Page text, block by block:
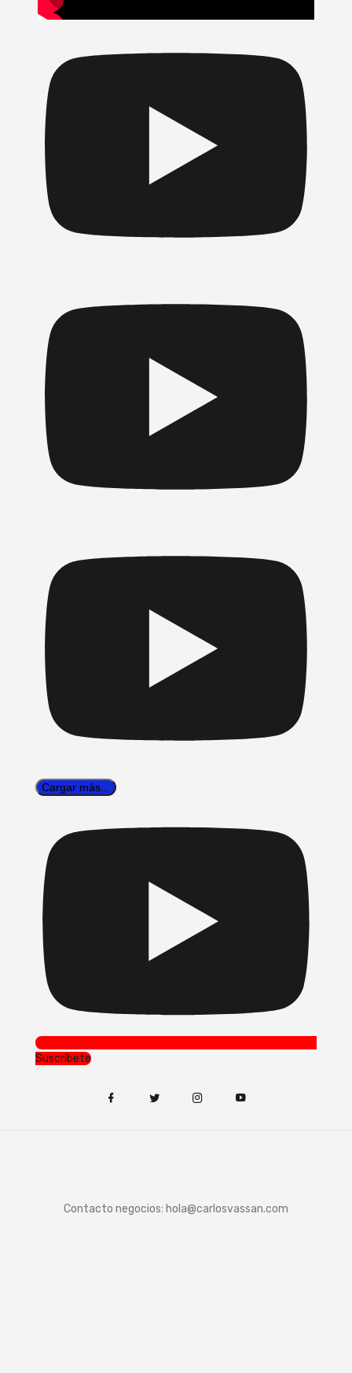
Cargar más...
Suscríbete
Contacto negocios: hola@carlosvassan.com